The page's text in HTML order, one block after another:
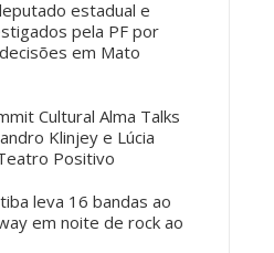
estadual e
pela PF por
em Mato
Cultural Alma Talks
Klinjey e Lúcia
Positivo
leva 16 bandas ao
em noite de rock ao